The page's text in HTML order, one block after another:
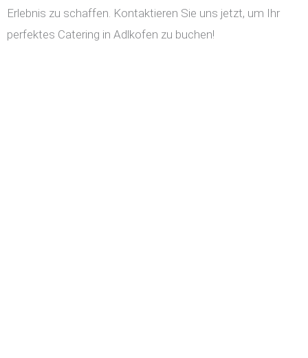
Erlebnis zu schaffen. Kontaktieren Sie uns jetzt, um Ihr
perfektes Catering in Adlkofen zu buchen!